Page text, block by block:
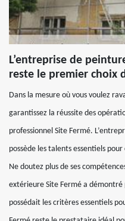
L’entreprise de
reste le premier choix
Dans la mesure où vous voulez
garantissez la réussite des
professionnel Site Fermé.
possède les talents essentiels
Ne doutez plus de ses
extérieure Site Fermé a démontré
possédait les critères essentiels